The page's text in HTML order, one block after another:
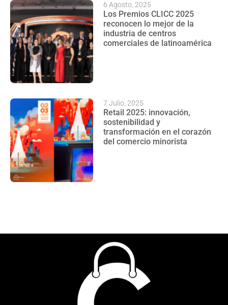
Los Premios CLICC 2025
reconocen lo mejor de la
industria de centros
comerciales de latinoamérica
6 Agosto, 2025
Retail 2025: innovación,
sostenibilidad y
transformación en el corazón
del comercio minorista
7 Julio, 2025